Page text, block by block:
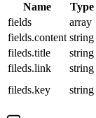
Name Type
fields
array
fields.content string
fileds.title
string
fileds.link
string
fileds.key
string